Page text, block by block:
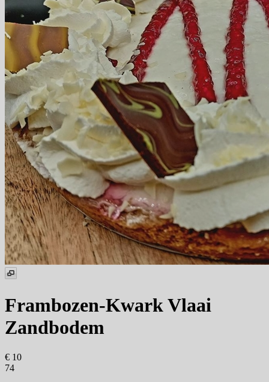
Frambozen-Kwark Vlaai
Zandbodem
€ 10
74